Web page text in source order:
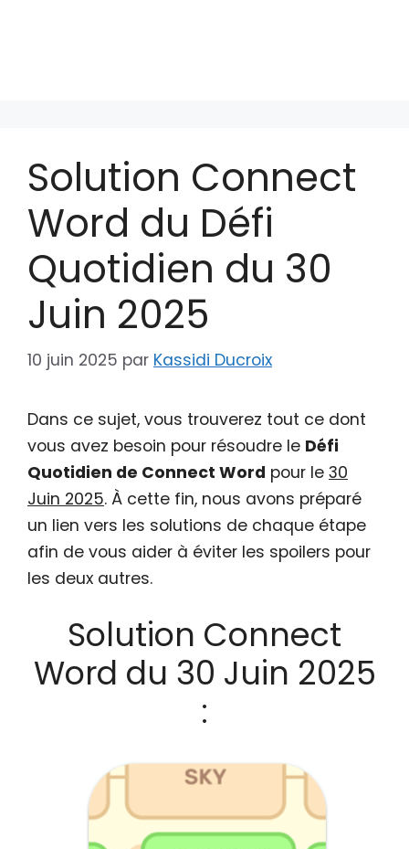
Solution Connect
Word du Défi
Quotidien du 30
Juin 2025
10 juin 2025 par Kassidi Ducroix
Dans ce sujet, vous trouverez tout ce dont
vous avez besoin pour résoudre le Défi
Quotidien de Connect Word pour le 30
Juin 2025. À cette fin, nous avons préparé
un lien vers les solutions de chaque étape
afin de vous aider à éviter les spoilers pour
les deux autres.
Solution Connect
Word du 30 Juin 2025
: